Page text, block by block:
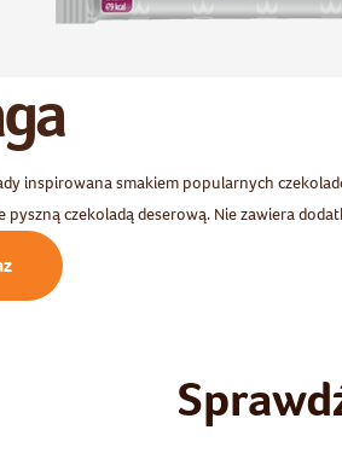
inspirowana smakiem popularnych
pyszną czekoladą deserową. Nie zawiera